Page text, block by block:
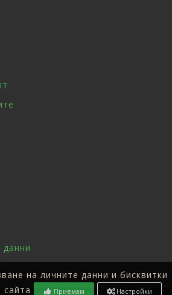
на личните данни и бисквитки
сайта
Приемам Настройки